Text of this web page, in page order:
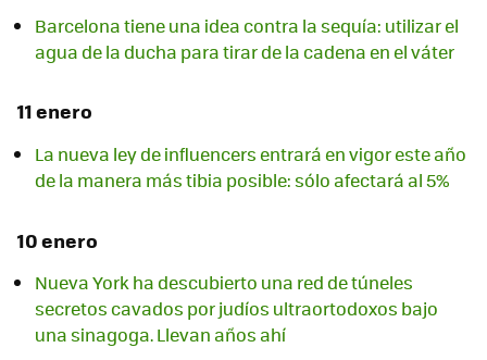
Barcelona tiene una idea contra la sequía: utilizar el
agua de la ducha para tirar de la cadena en el váter
11 enero
La nueva ley de influencers entrará en vigor este año
de la manera más tibia posible: sólo afectará al 5%
10 enero
Nueva York ha descubierto una red de túneles
secretos cavados por judíos ultraortodoxos bajo
una sinagoga. Llevan años ahí